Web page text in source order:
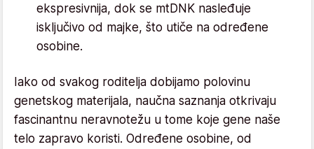
ekspresivnija, dok se mtDNK nasleđuje
isključivo od majke, što utiče na određene
osobine.
Iako od svakog roditelja dobijamo polovinu
genetskog materijala, naučna saznanja otkrivaju
fascinantnu neravnotežu u tome koje gene naše
telo zapravo koristi. Određene osobine, od